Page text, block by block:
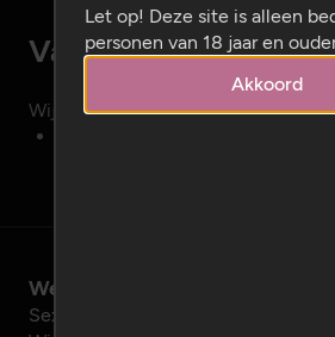
Vacatures
Wij hebben momenteel de
Wetenswaardig
Sexy Dating Networks Shop
Let op! Deze site is alleen
personen van 18 jaar en
Akkoord